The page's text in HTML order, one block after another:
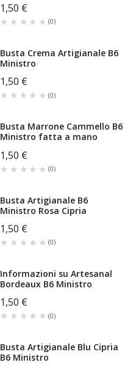
1,50 €
★★★★★
★★★★★ (0)
Busta Crema Artigianale B6
Ministro
1,50 €
★★★★★
★★★★★ (0)
Busta Marrone Cammello B6
Ministro fatta a mano
1,50 €
★★★★★
★★★★★ (0)
Busta Artigianale B6
Ministro Rosa Cipria
1,50 €
★★★★★
★★★★★ (0)
Informazioni su Artesanal
Bordeaux B6 Ministro
1,50 €
★★★★★
★★★★★ (0)
Busta Artigianale Blu Cipria
B6 Ministro